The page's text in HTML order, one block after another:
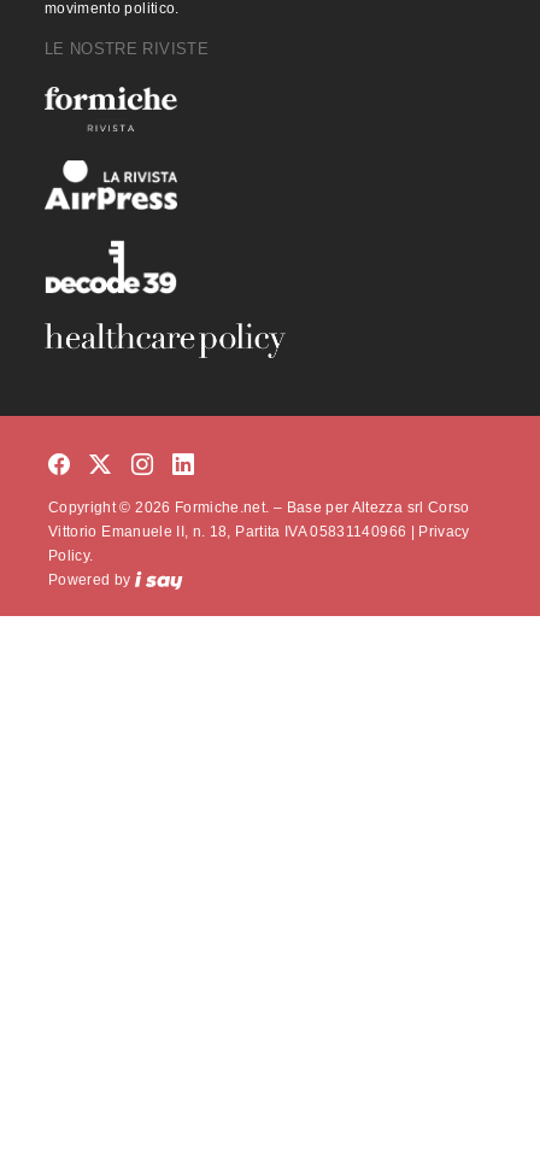
movimento politico.
LE NOSTRE RIVISTE
Copyright © 2026 Formiche.net. – Base per Altezza srl Corso
Vittorio Emanuele II, n. 18, Partita IVA 05831140966 | Privacy
Policy.
Powered by